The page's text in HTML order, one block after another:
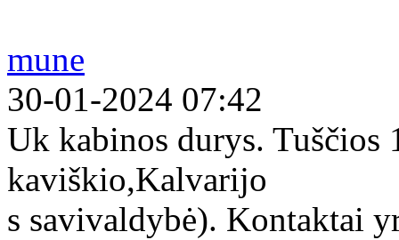
mune
30-01-2024 07:42
Uk kabinos durys.
kaviškio,Kalvarijo
s savivaldybė). Kontaktai